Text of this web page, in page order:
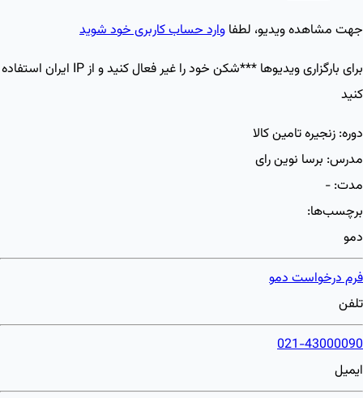
جهت مشاهده ویدیو، لطفا وارد حساب کاربری خود شوید
برای بارگزاری ویدیو‌ها ***شکن خود را غیر فعال کنید و از IP ایران استفاده
کنید
دوره: زنجیره تامین کالا
مدرس: برسا نوین رای
مدت: -
برچسب‌ها:
دمو
فرم درخواست دمو
تلفن
021-43000090
ایمیل